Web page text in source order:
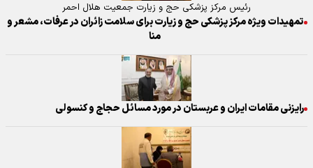
رئیس مرکز پزشکی حج و زیارت جمعیت هلال احمر
تمهیدات ویژه مرکز پزشکی حج و زیارت برای سلامت زائران در عرفات، مشعر و
منا
رایزنی مقامات ایران و عربستان در مورد مسائل حجاج و کنسولی